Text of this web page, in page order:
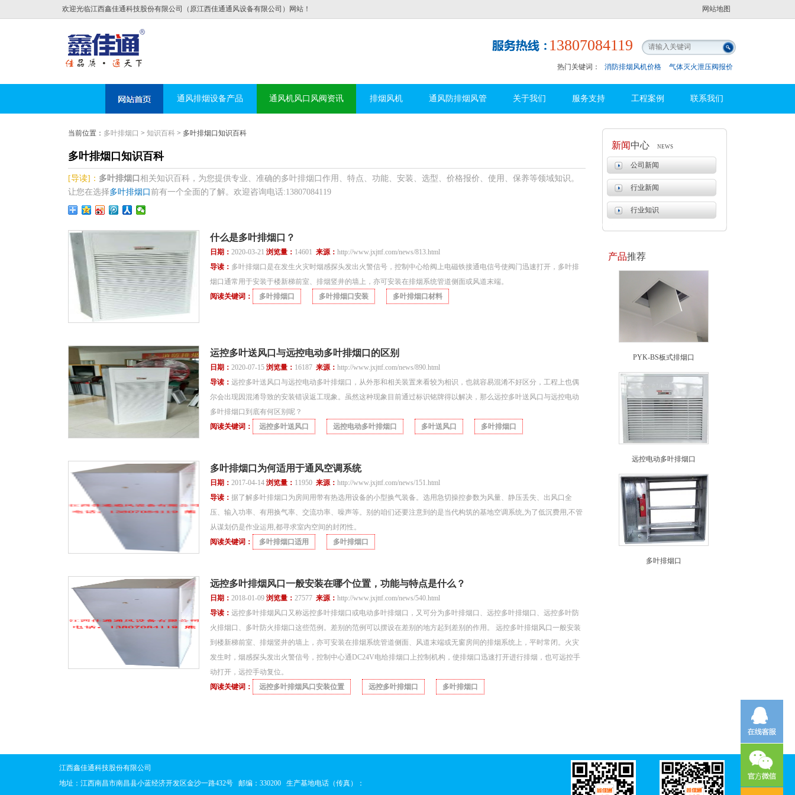
欢迎光临江西鑫佳通科技股份有限公司（原江西佳通通风设备有限公司）网站！ 网站地图
13807084119
热门关键词： 消防排烟风机价格 气体灭火泄压阀报价
通风排烟设备产品 通风机风口风阀资讯 排烟风机 通风防排烟风管 关于我们 服务支持 工程案例 联系我们
当前位置： 多叶排烟口 > 知识百科> 多叶排烟口知识百科
多叶排烟口知识百科
[导读]： 多叶排烟口 相关知识百科，为您提供专业、准确的多叶排烟口作用、特点、功能、安装、选型、价格报价、使用、保养等领域知识。
让您在选择多叶排烟口 前有一个全面的了解。欢迎咨询电话:13807084119
什么是多叶排烟口？
日期： 2020-03-21 浏览量： 14601 来源： http://www.jxjttf.com/news/813.html
导读： 多叶排烟口是在发生火灾时烟感探头发出火警信号，控制中心给阀上电磁铁接通电信号使阀门迅速打开，多叶排
烟口通常用于安装于楼新梯前室、排烟竖井的墙上，亦可安装在排烟系统管道侧面或风道末端。
阅读关键词：
多叶排烟口 多叶排烟口安装 多叶排烟口材料
运控多叶送风口与远控电动多叶排烟口的区别
日期： 2020-07-15 浏览量： 16187 来源： http://www.jxjttf.com/news/890.html
导读： 远控多叶送风口与远控电动多叶排烟口，从外形和相关装置来看较为相识，也就容易混淆不好区分，工程上也偶
尔会出现因混淆导致的安装错误返工现象。虽然这种现象目前通过标识铭牌得以解决，那么远控多叶送风口与远控电动
多叶排烟口到底有何区别呢？
阅读关键词：
远控多叶送风口 远控电动多叶排烟口 多叶送风口 多叶排烟口
多叶排烟口为何适用于通风空调系统
日期： 2017-04-14 浏览量： 11950 来源： http://www.jxjttf.com/news/151.html
导读： 据了解多叶排烟口为房间用带有热选用设备的小型换气装备。选用急切操控参数为风量、静压丢失、出风口全
压、输入功率、有用换气率、交流功率、噪声等。别的咱们还要注意到的是当代构筑的基地空调系统,为了低沉费用,不管
从谋划仍是作业运用,都寻求室内空间的封闭性。
阅读关键词：
多叶排烟口适用 多叶排烟口
远控多叶排烟风口一般安装在哪个位置，功能与特点是什么？
日期： 2018-01-09 浏览量： 27577 来源： http://www.jxjttf.com/news/540.html
导读： 远控多叶排烟风口又称远控多叶排烟口或电动多叶排烟口，又可分为多叶排烟口、远控多叶排烟口、远控多叶防
火排烟口、多叶防火排烟口这些范例。差别的范例可以摆设在差别的地方起到差别的作用。 远控多叶排烟风口一般安装
到楼新梯前室、排烟竖井的墙上，亦可安装在排烟系统管道侧面、风道末端或无窗房间的排烟系统上，平时常闭。火灾
发生时，烟感探头发出火警信号，控制中心通DC24V电给排烟口上控制机构，使排烟口迅速打开进行排烟，也可远控手
动打开，远控手动复位。
阅读关键词：
远控多叶排烟风口安装位置 远控多叶排烟口 多叶排烟口
新闻中心 NEWS
公司新闻
行业新闻
行业知识
产品推荐
PYK-BS板式排烟口
远控电动多叶排烟口
多叶排烟口
江西鑫佳通科技股份有限公司
地址： 江西南昌市南昌县小蓝经济开发区金沙一路432号邮编：330200 生产基地电话（传真）：